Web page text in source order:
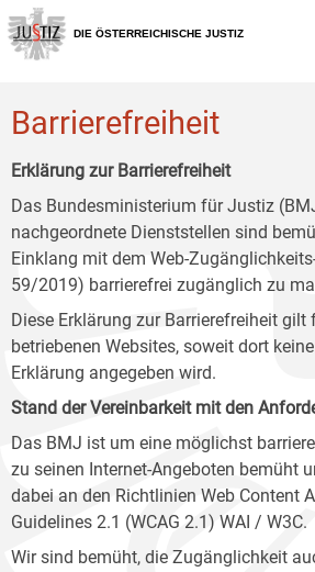
Zur
Hauptnavigation
[1]
Zum
Inhalt
[2]
Zum
Untermenü
[3]
DIE ÖSTERREICHISCHE JUSTIZ
Barrierefreiheit
Erklärung zur Barrierefreiheit
Das Bundesministerium für Justiz
nachgeordnete Dienststellen sind
Einklang mit dem Web-
59/2019) barrierefrei zugänglich zu
Diese Erklärung zur Barrierefreiheit gilt
betriebenen Websites, soweit dort
Erklärung angegeben wird.
Stand der Vereinbarkeit mit den
Das BMJ ist um eine möglichst
zu seinen Internet-Angeboten bemüht
dabei an den Richtlinien Web Content
Guidelines 2.1 (WCAG 2.1) WAI / W3C.
Wir sind bemüht, die Zugänglichkeit